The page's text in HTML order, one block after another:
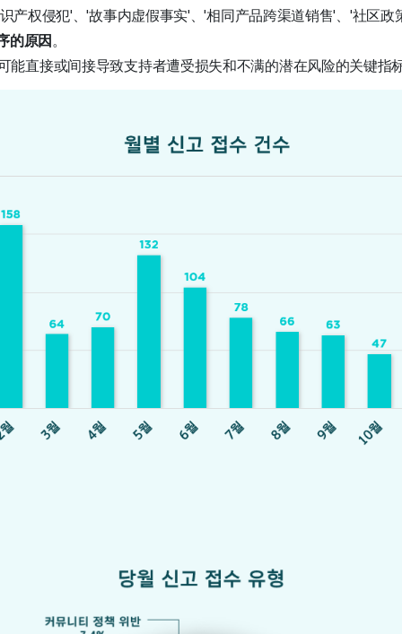
产权侵犯'、'故事内虚假事实'、'相同产品跨渠道销售'、'社区政
的原因 。
能直接或间接导致支持者遭受损失和不满的潜在风险的关键指